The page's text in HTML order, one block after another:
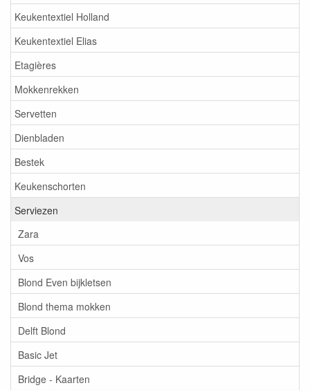
Keukentextiel Holland
Keukentextiel Elias
Etagières
Mokkenrekken
Servetten
Dienbladen
Bestek
Keukenschorten
Serviezen
Zara
Vos
Blond Even bijkletsen
Blond thema mokken
Delft Blond
Basic Jet
Bridge - Kaarten